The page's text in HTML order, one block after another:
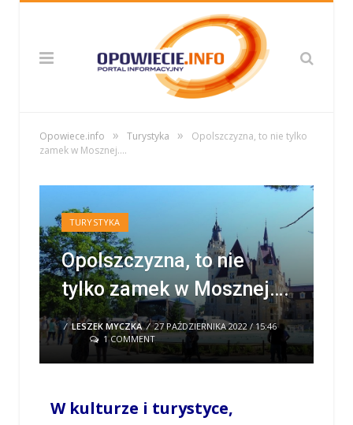
Opowiece.info » Turystyka »
Opolszczyzna, to nie tylko
zamek w Mosznej….
TURYSTYKA
Opolszczyzna, to nie
tylko zamek w Mosznej….
/ LESZEK MYCZKA / 27 PAŹDZIERNIKA 2022 / 15:46
1 COMMENT
W kulturze i turystyce,